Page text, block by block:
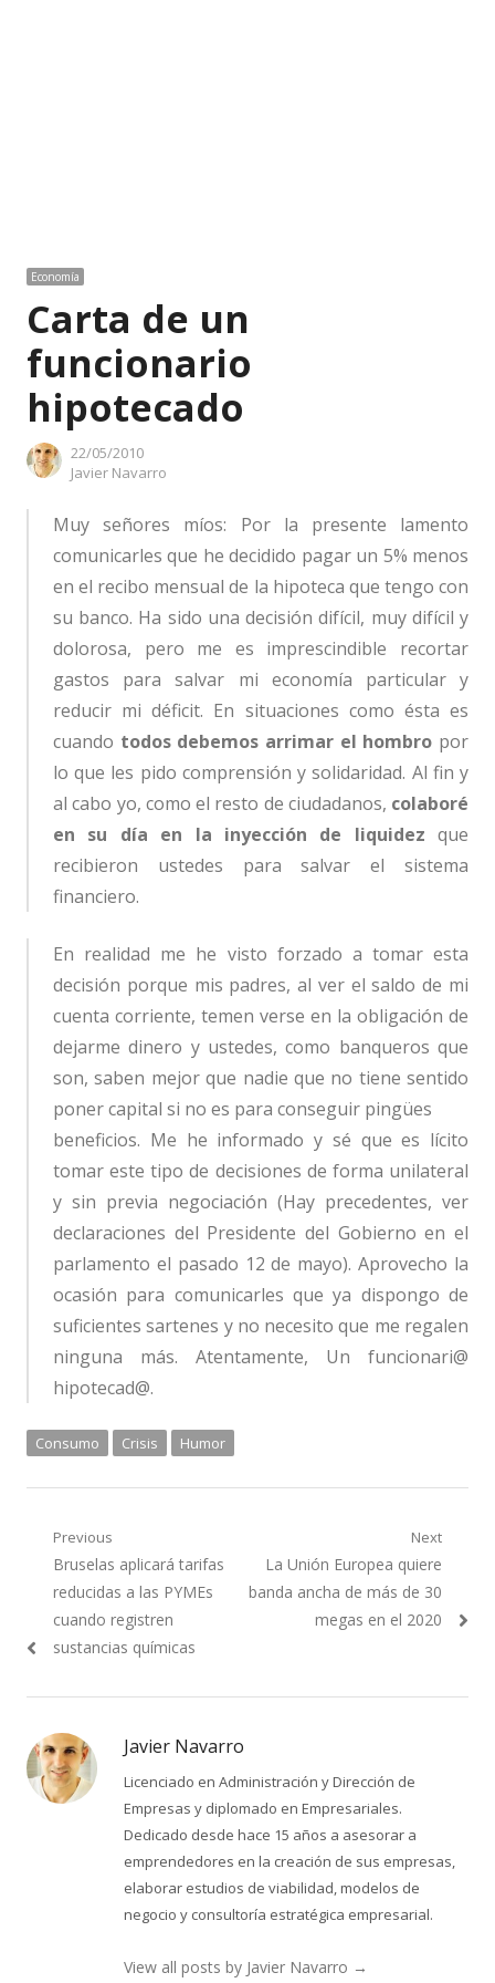
Economía
Carta de un
funcionario
hipotecado
22/05/2010
Author
Javier Navarro
Muy señores míos: Por la presente lamento
comunicarles que he decidido pagar un 5% menos
en el recibo mensual de la hipoteca que tengo con
su banco. Ha sido una decisión difícil, muy difícil y
dolorosa, pero me es imprescindible recortar
gastos para salvar mi economía particular y
reducir mi déficit. En situaciones como ésta es
cuando todos debemos arrimar el hombro por
lo que les pido comprensión y solidaridad. Al fin y
al cabo yo, como el resto de ciudadanos, colaboré
en su día en la inyección de liquidez que
recibieron ustedes para salvar el sistema
financiero.
En realidad me he visto forzado a tomar esta
decisión porque mis padres, al ver el saldo de mi
cuenta corriente, temen verse en la obligación de
dejarme dinero y ustedes, como banqueros que
son, saben mejor que nadie que no tiene sentido
poner capital si no es para conseguir pingües
beneficios. Me he informado y sé que es lícito
tomar este tipo de decisiones de forma unilateral
y sin previa negociación (Hay precedentes, ver
declaraciones del Presidente del Gobierno en el
parlamento el pasado 12 de mayo). Aprovecho la
ocasión para comunicarles que ya dispongo de
suficientes sartenes y no necesito que me regalen
ninguna más. Atentamente, Un funcionari@
hipotecad@.
Consumo Crisis Humor
Navegación
de
entradas
Previous
Previous
post:
Bruselas aplicará tarifas
reducidas a las PYMEs
cuando registren
sustancias químicas
Next
Next
post:
La Unión Europea quiere
banda ancha de más de 30
megas en el 2020
Javier Navarro
Licenciado en Administración y Dirección de
Empresas y diplomado en Empresariales.
Dedicado desde hace 15 años a asesorar a
emprendedores en la creación de sus empresas,
elaborar estudios de viabilidad, modelos de
negocio y consultoría estratégica empresarial.
View all posts by Javier Navarro →